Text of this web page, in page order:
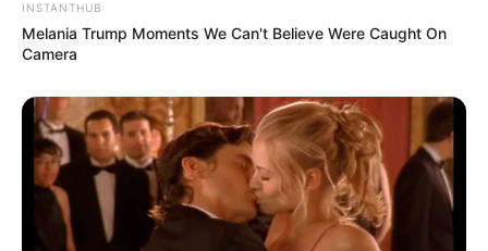
INSTANTHUB
Melania Trump Moments We Can't Believe Were Caught On
Camera